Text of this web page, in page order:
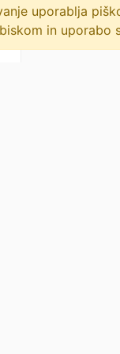
uporablja
in uporabo